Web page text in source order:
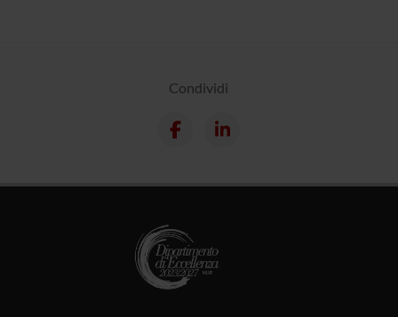
Condividi